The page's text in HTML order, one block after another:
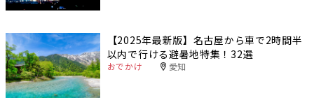
【2025年最新版】名古屋から車で2時間半
以内で行ける避暑地特集！32選
おでかけ 愛知